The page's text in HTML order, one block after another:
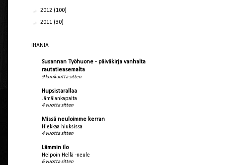
► 2012 (100)
► 2011 (30)
IHANIA
Susannan Työhuone - päiväkirja vanhalta
rautatieasemalta
9 kuukautta sitten
Hupsistarallaa
Jämälankapaita
4 vuotta sitten
Missä neuloimme kerran
Hiekkaa hiuksissa
4 vuotta sitten
Lämmin ilo
Helpoin Hellä -neule
6 vuotta sitten